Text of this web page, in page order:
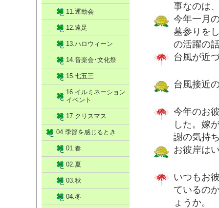
事なのは
今年一月
墓参りを
の活躍の
台風が近
台風接近
今年のお
した。嫁
謝の気持
お彼岸は
いつもお
ているの
ょうか。
11.運動会
12.遠足
13.ハロウィーン
14.音楽会･文化祭
15.七五三
16.イルミネーション
イベント
17.クリスマス
04.季節を感じるとき
01.春
02.夏
03.秋
04.冬